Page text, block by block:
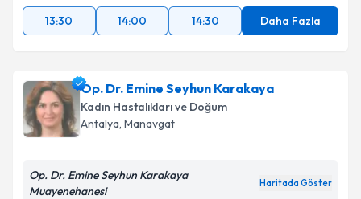
13:30
14:00 14:30 Daha Fazla
Op. Dr. Emine Seyhun Karakaya
Kadın Hastalıkları ve Doğum
Antalya, Manavgat
Op. Dr. Emine Seyhun Karakaya
Muayenehanesi
Haritada Göster